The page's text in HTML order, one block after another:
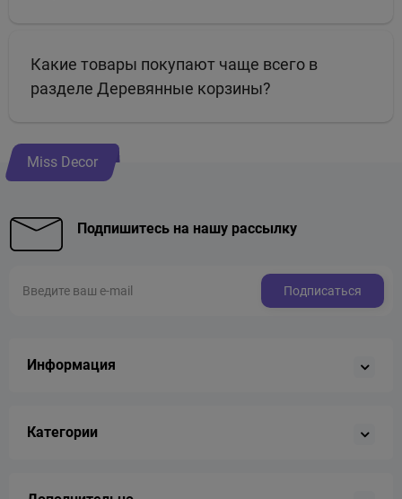
Какие товары покупают чаще всего в
разделе Деревянные корзины?
Miss Decor
Подпишитесь на нашу рассылку
Подписаться
Информация
Категории